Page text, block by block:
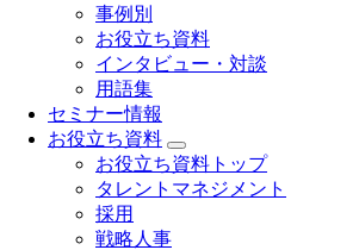
事例別
お役立ち資料
インタビュー・対談
用語集
セミナー情報
お役立ち資料
お役立ち資料トップ
タレントマネジメント
採用
戦略人事